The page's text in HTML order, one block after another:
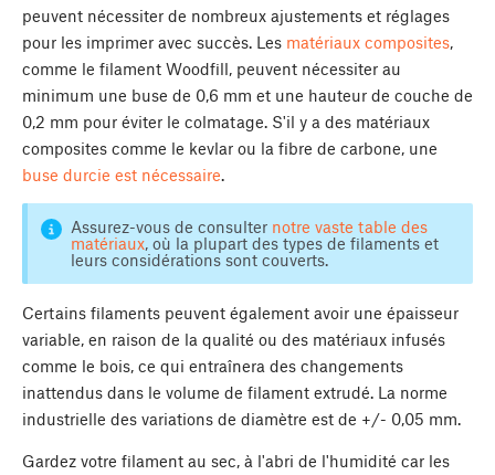
peuvent nécessiter de nombreux ajustements et réglages
pour les imprimer avec succès. Les matériaux composites,
comme le filament Woodfill, peuvent nécessiter au
minimum une buse de 0,6 mm et une hauteur de couche de
0,2 mm pour éviter le colmatage. S'il y a des matériaux
composites comme le kevlar ou la fibre de carbone, une
buse durcie est nécessaire.
Assurez-vous de consulter notre vaste table des
matériaux, où la plupart des types de filaments et
leurs considérations sont couverts.
Certains filaments peuvent également avoir une épaisseur
variable, en raison de la qualité ou des matériaux infusés
comme le bois, ce qui entraînera des changements
inattendus dans le volume de filament extrudé. La norme
industrielle des variations de diamètre est de +/- 0,05 mm.
Gardez votre filament au sec, à l'abri de l'humidité car les